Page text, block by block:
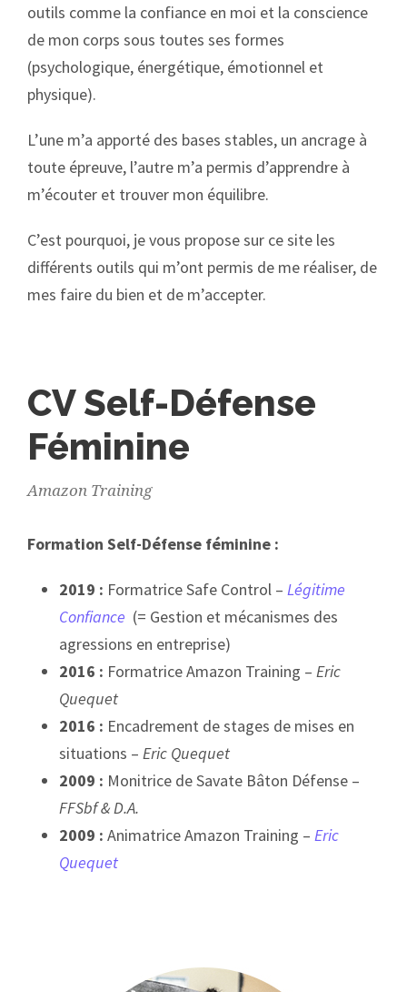
outils comme la confiance en moi et la conscience
de mon corps sous toutes ses formes
(psychologique, énergétique, émotionnel et
physique).
L’une m’a apporté des bases stables, un ancrage à
toute épreuve, l’autre m’a permis d’apprendre à
m’écouter et trouver mon équilibre.
C’est pourquoi, je vous propose sur ce site les
différents outils qui m’ont permis de me réaliser, de
mes faire du bien et de m’accepter.
CV Self-Défense
Féminine
Amazon Training
Formation Self-Défense féminine :
2019 : Formatrice Safe Control – Légitime
Confiance (= Gestion et mécanismes des
agressions en entreprise)
2016 : Formatrice Amazon Training – Eric
Quequet
2016 : Encadrement de stages de mises en
situations – Eric Quequet
2009 : Monitrice de Savate Bâton Défense –
FFSbf & D.A.
2009 : Animatrice Amazon Training – Eric
Quequet